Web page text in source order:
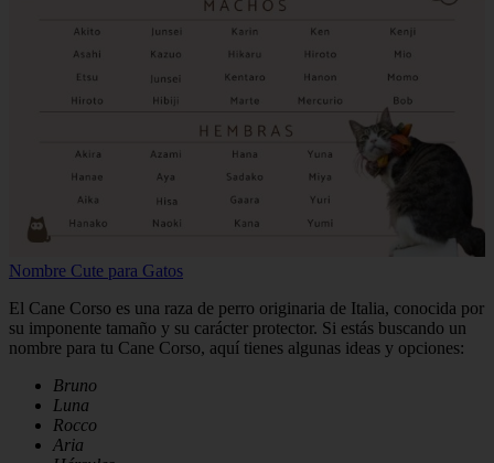
Nombre Cute para Gatos
El Cane Corso es una raza de perro originaria de Italia, conocida por
su imponente tamaño y su carácter protector. Si estás buscando un
nombre para tu Cane Corso, aquí tienes algunas ideas y opciones:
Bruno
Luna
Rocco
Aria